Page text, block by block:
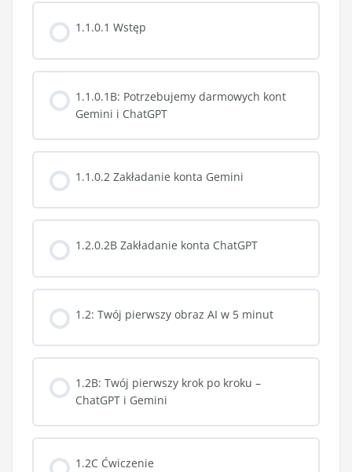
1.1.0.1 Wstęp
1.1.0.1B: Potrzebujemy darmowych kont
Gemini i ChatGPT
1.1.0.2 Zakładanie konta Gemini
1.2.0.2B Zakładanie konta ChatGPT
1.2: Twój pierwszy obraz AI w 5 minut
1.2B: Twój pierwszy krok po kroku –
ChatGPT i Gemini
1.2C Ćwiczenie